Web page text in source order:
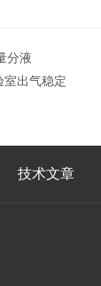
分液
室出气稳定
技术文章